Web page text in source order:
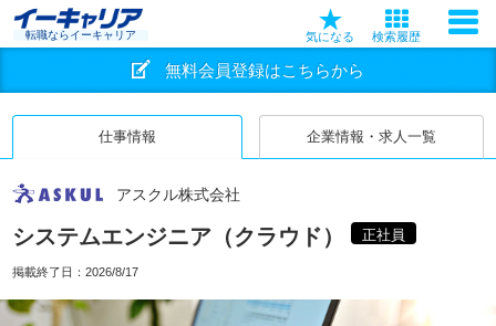
転職ならイーキャリア 気になる 検索履歴
無料会員登録はこちらから
仕事情報 企業情報・求人一覧
アスクル株式会社
システムエンジニア（クラウド） 正社員
掲載終了日： 2026/8/17